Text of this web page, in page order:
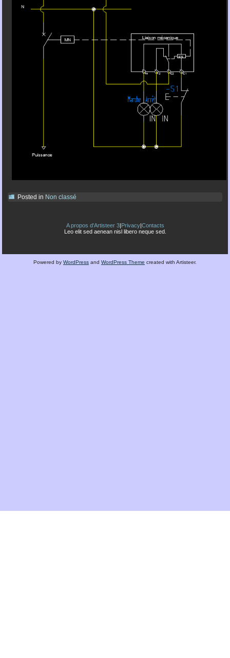
Posted in Non classé
A propos d'Artisteer 3|Privacy|Contacts
Leo elit sed aenean nisl libero neque sed.
Powered by WordPress and WordPress Theme created with Artisteer.